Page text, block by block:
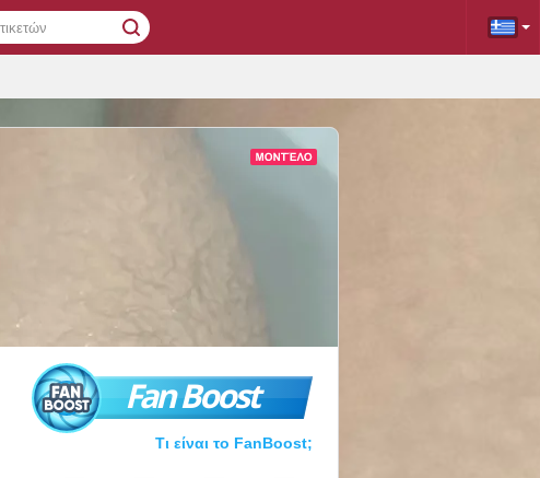
Fan Boost
Τι είναι το FanBoost;